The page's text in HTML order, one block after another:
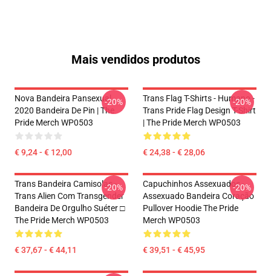
Mais vendidos produtos
Nova Bandeira Pansexual
2020 Bandeira De Pin | The
Pride Merch WP0503
€ 9,24 - € 12,00
-20%
Trans Flag T-Shirts - Humano -
Trans Pride Flag Design T-Shirt
| The Pride Merch WP0503
€ 24,38 - € 28,06
-20%
Trans Bandeira Camisolas -
Trans Alien Com Transgender
Bandeira De Orgulho Suéter □
The Pride Merch WP0503
€ 37,67 - € 44,11
-20%
Capuchinhos Assexuados -
Assexuado Bandeira Coração
Pullover Hoodie The Pride
Merch WP0503
€ 39,51 - € 45,95
-20%